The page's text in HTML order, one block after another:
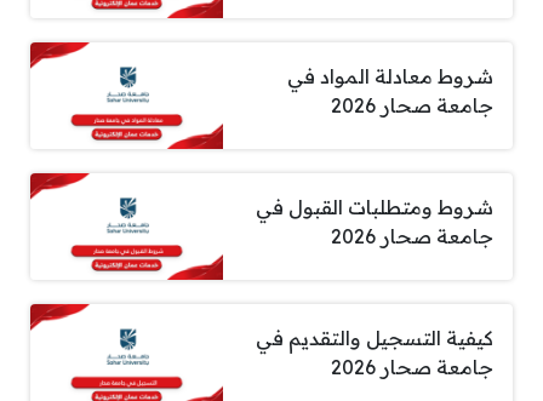
شروط معادلة المواد في
جامعة صحار 2026
شروط ومتطلبات القبول في
جامعة صحار 2026
كيفية التسجيل والتقديم في
جامعة صحار 2026